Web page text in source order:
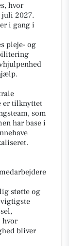
hvor
2027.
i gang i
pleje- og
er tilknyttet
som
har base i
støtte og
hvor
bliver